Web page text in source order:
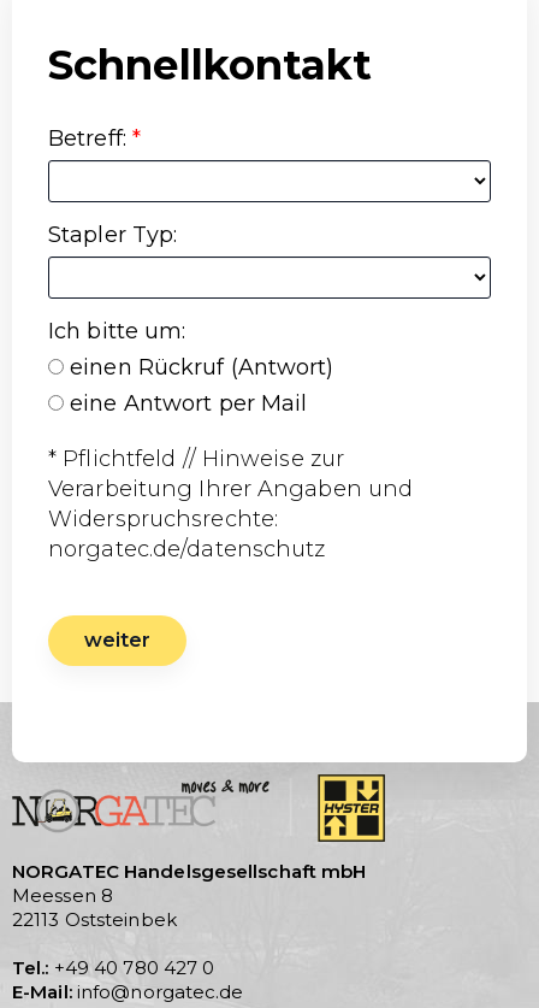
Schnellkontakt
Betreff: *
Stapler Typ:
Ich bitte um:
einen Rückruf (Antwort)
eine Antwort per Mail
* Pflichtfeld // Hinweise zur
Verarbeitung Ihrer Angaben und
Widerspruchsrechte:
norgatec.de/datenschutz
weiter
NORGATEC Handelsgesellschaft mbH
Meessen 8
22113 Oststeinbek
Tel.: +49 40 780 427 0
E-Mail: info@norgatec.de